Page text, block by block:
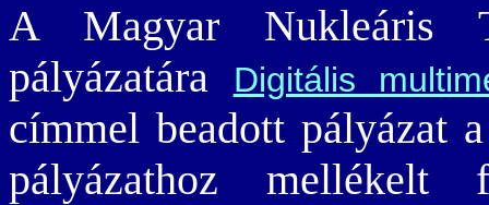
A Magyar Nukleáris
pályázatára
Digitális
címmel beadott pályázat
pályázathoz